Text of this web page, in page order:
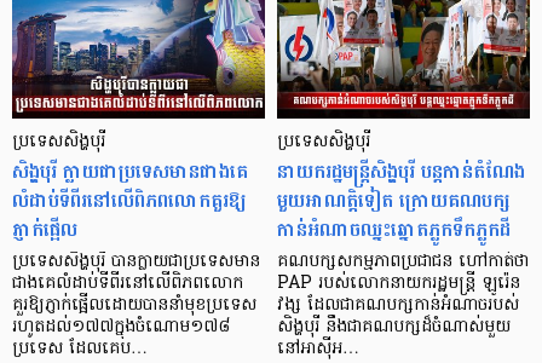
ប្រទេសសិង្ហបុរី
សិង្ហបុរី ក្លាយជាប្រទេសមានជាងគេ
លំដាប់ទីពីរនៅលើពិភពលោកគួរឱ្យ
ភ្ញាក់ផ្អើល
ប្រទេសសិង្ហបុរី បានក្លាយជាប្រទេសមាន
ជាងគេលំដាប់ទីពីរនៅលើពិភពលោក
គួរឱ្យភ្ញាក់ផ្អើលដោយបាននាំមុខប្រទេស
រហូតដល់១៧៧ក្នុងចំណោម១៧៨
ប្រទេស ដែលគេប…
ប្រទេសសិង្ហបុរី
នាយករដ្ឋមន្ត្រីសិង្ហបុរី បន្តកាន់តំណែង
មួយអាណត្តិទៀត ក្រោយគណបក្ស
កាន់អំណាចឈ្នះឆ្នោតភ្លូកទឹកភ្លូកដី
គណបក្សសកម្មភាពប្រជាជន ហៅកាត់ថា
PAP របស់លោកនាយករដ្ឋមន្រ្តី ឡូរ៉េន
វង្ស ដែលជាគណបក្សកាន់អំណាចរបស់
សិង្ហបុរី នឹងជាគណបក្សដ៏ចំណាស់មួយ
នៅអាស៊ីអ…